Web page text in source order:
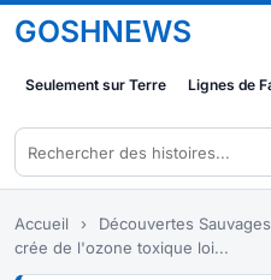
GOSHNEWS
Seulement sur Terre Lignes de
Accueil › Découvertes Sauvages
crée de l'ozone toxique loi...